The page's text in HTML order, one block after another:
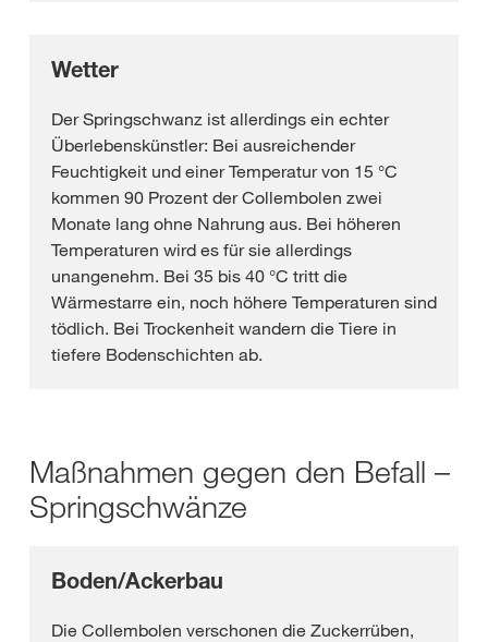
Wetter
Der Springschwanz ist allerdings ein echter
Überlebenskünstler: Bei ausreichender
Feuchtigkeit und einer Temperatur von 15 °C
kommen 90 Prozent der Collembolen zwei
Monate lang ohne Nahrung aus. Bei höheren
Temperaturen wird es für sie allerdings
unangenehm. Bei 35 bis 40 °C tritt die
Wärmestarre ein, noch höhere Temperaturen sind
tödlich. Bei Trockenheit wandern die Tiere in
tiefere Bodenschichten ab.
Maßnahmen gegen den Befall –
Springschwänze
Boden/Ackerbau
Die Collembolen verschonen die Zuckerrüben,